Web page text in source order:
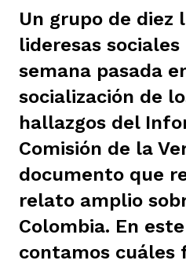
Un grupo de diez
lideresas
semana pasada
socialización de
hallazgos del
Comisión de la
documento que
relato amplio
Colombia. En
contamos cuáles
equipo
periodistas locales
nuestro contenido